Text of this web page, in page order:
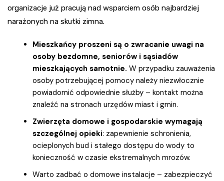
organizacje już pracują nad wsparciem osób najbardziej
narażonych na skutki zimna.
Mieszkańcy proszeni są o zwracanie uwagi na
osoby bezdomne, seniorów i sąsiadów
mieszkających samotnie. W przypadku zauważenia
osoby potrzebującej pomocy należy niezwłocznie
powiadomić odpowiednie służby – kontakt można
znaleźć na stronach urzędów miast i gmin.
Zwierzęta domowe i gospodarskie wymagają
szczególnej opieki: zapewnienie schronienia,
ocieplonych bud i stałego dostępu do wody to
konieczność w czasie ekstremalnych mrozów.
Warto zadbać o domowe instalacje – zabezpieczyć